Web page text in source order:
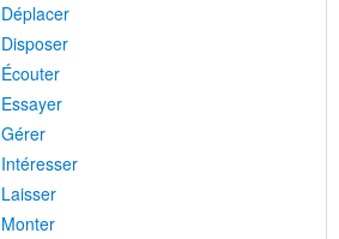
Déplacer
Disposer
Écouter
Essayer
Gérer
Intéresser
Laisser
Monter